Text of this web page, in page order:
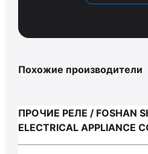
Похожие производители
ПРОЧИЕ РЕЛЕ / FOSHAN
ELECTRICAL APPLIANCE